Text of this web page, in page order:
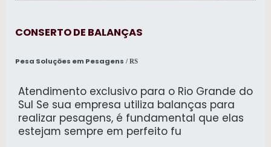
CONSERTO DE BALANÇAS
Pesa Soluções em Pesagens / RS
Atendimento exclusivo para o Rio Grande do
Sul Se sua empresa utiliza balanças para
realizar pesagens, é fundamental que elas
estejam sempre em perfeito fu